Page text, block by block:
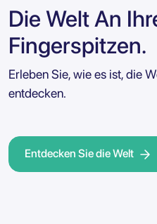
Die Welt An
Fingerspitzen.
Erleben Sie, wie es ist, die
entdecken.
Entdecken Sie die Welt